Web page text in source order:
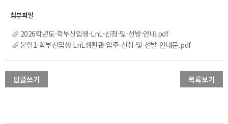
2026학년도-학부신입생-LnL-신청-및-선발-안내.pdf
붙임1-학부신입생-LnL생활관-입주-신청-및-선발-안내문.pdf
답글쓰기 목록보기